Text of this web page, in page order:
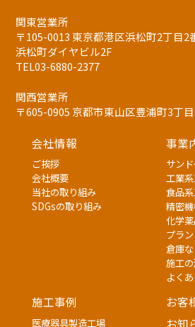
関東営業所
〒105-0013 東京都港区浜松町2丁目2
浜松町ダイヤビル2F
TEL03-6880-2377
関西営業所
〒605-0905 京都市東山区豊浦町3丁
会社情報
ご挨拶
会社概要
当社の取り組み
SDGsの取り組み
事業
サン
工業
食品
精密
化学
プラ
倉庫
施工
よく
施工事例
医療器具製造工場
お客
お知